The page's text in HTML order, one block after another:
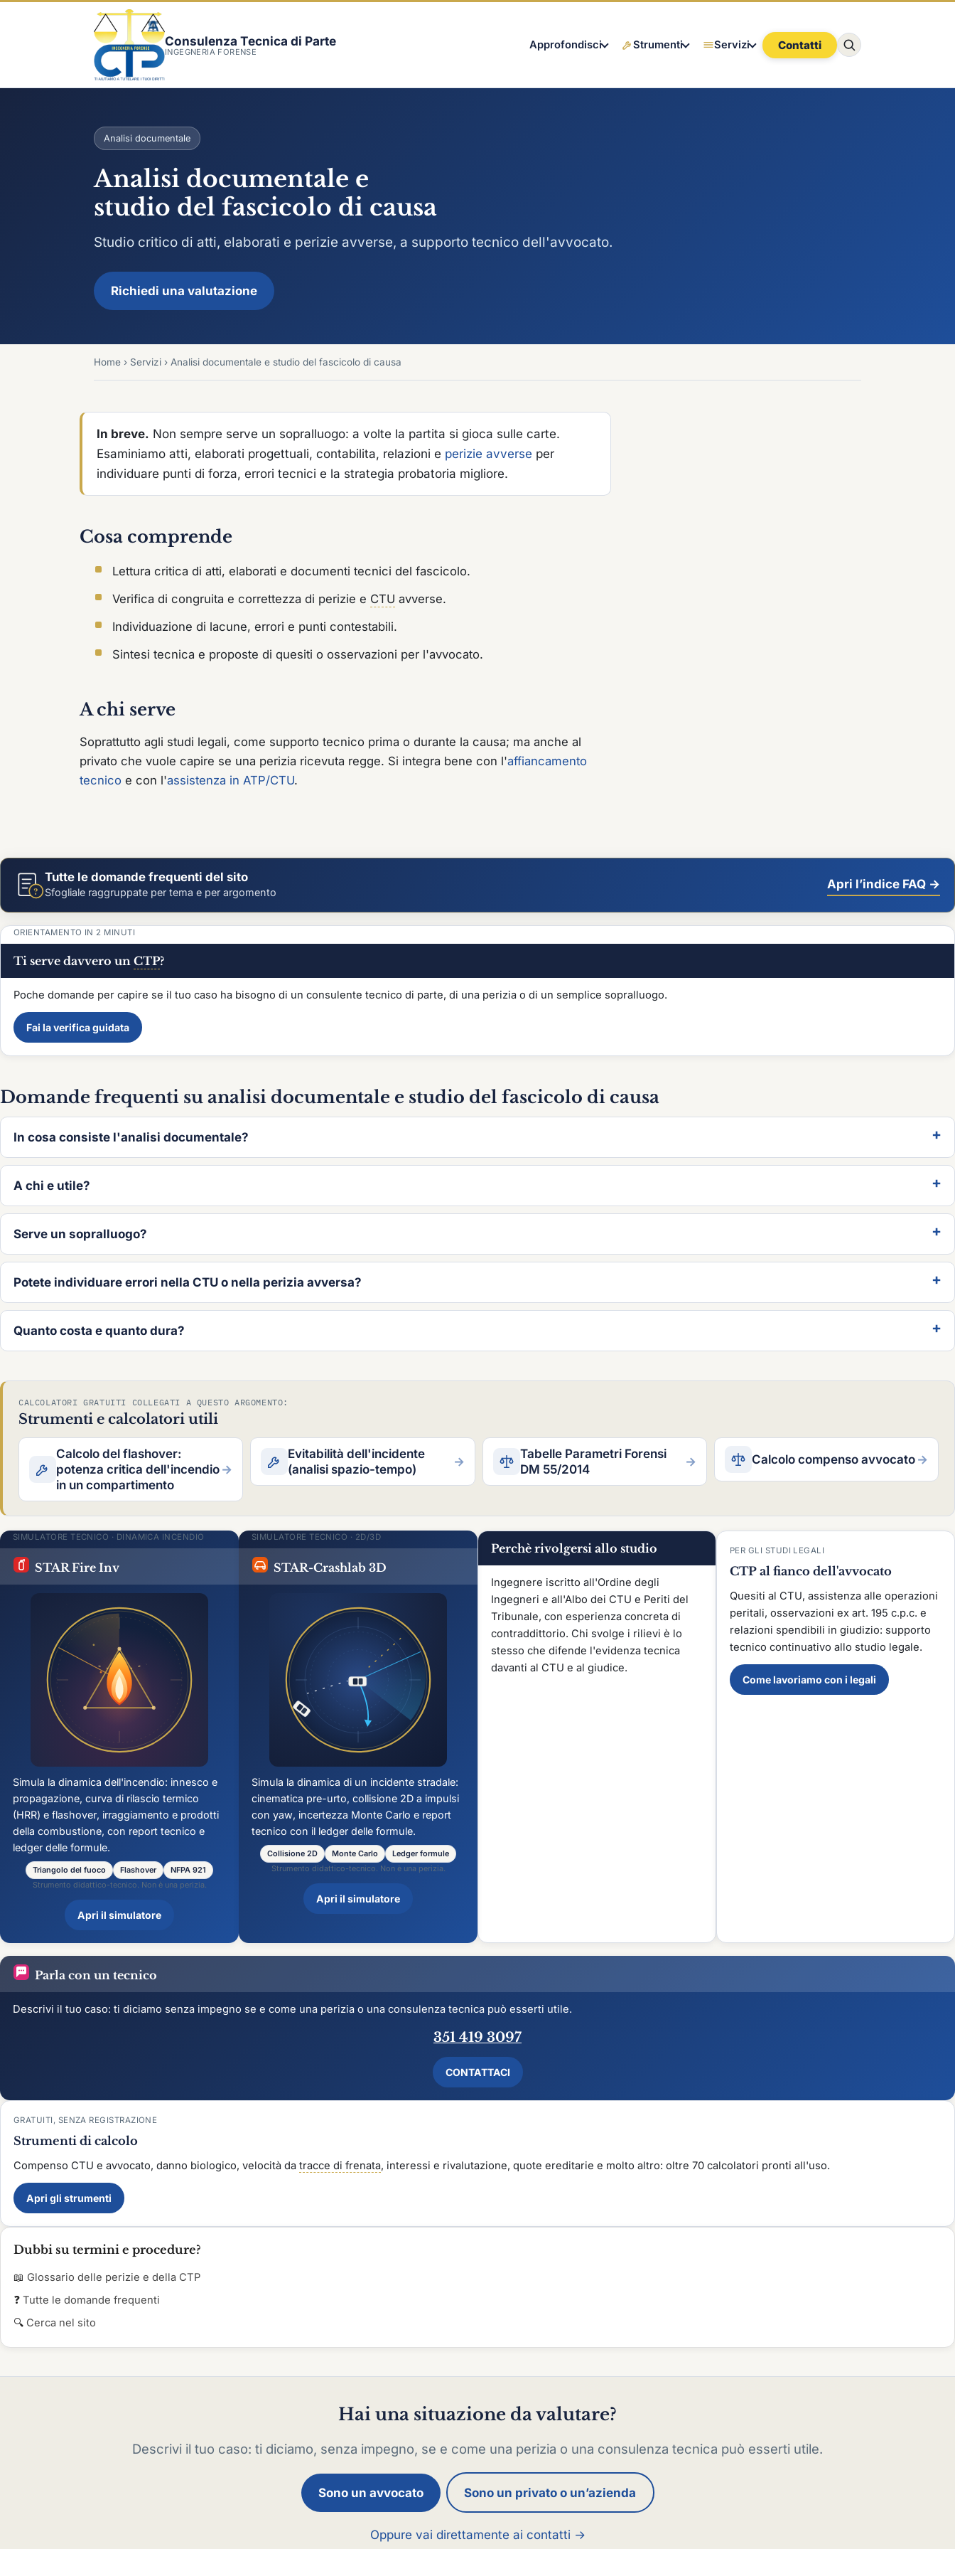
Consulenza Tecnica di Parte
INGEGNERIA FORENSE
Approfondisci Strumenti Servizi Contatti
Analisi documentale
Analisi documentale e
studio del fascicolo di causa
Studio critico di atti, elaborati e perizie avverse, a supporto tecnico dell'avvocato.
Richiedi una valutazione
Home › Servizi › Analisi documentale e studio del fascicolo di causa
In breve. Non sempre serve un sopralluogo: a volte la partita si gioca sulle carte.
Esaminiamo atti, elaborati progettuali, contabilita, relazioni e perizie avverse per
individuare punti di forza, errori tecnici e la strategia probatoria migliore.
Cosa comprende
Lettura critica di atti, elaborati e documenti tecnici del fascicolo.
Verifica di congruita e correttezza di perizie e CTU avverse.
Individuazione di lacune, errori e punti contestabili.
Sintesi tecnica e proposte di quesiti o osservazioni per l'avvocato.
A chi serve
Soprattutto agli studi legali, come supporto tecnico prima o durante la causa; ma anche al
privato che vuole capire se una perizia ricevuta regge. Si integra bene con l'affiancamento
tecnico e con l'assistenza in ATP/CTU.
?
Tutte le domande frequenti del sito
Sfogliale raggruppate per tema e per argomento
Apri l’indice FAQ →
ORIENTAMENTO IN 2 MINUTI
Ti serve davvero un CTP?
Poche domande per capire se il tuo caso ha bisogno di un consulente tecnico di parte, di una perizia o di un semplice sopralluogo.
Fai la verifica guidata
Domande frequenti su analisi documentale e studio del fascicolo di causa
In cosa consiste l'analisi documentale?
A chi e utile?
Serve un sopralluogo?
Potete individuare errori nella CTU o nella perizia avversa?
Quanto costa e quanto dura?
CALCOLATORI GRATUITI COLLEGATI A QUESTO ARGOMENTO:
Strumenti e calcolatori utili
Calcolo del flashover:
potenza critica dell'incendio
in un compartimento
→
Evitabilità dell'incidente
(analisi spazio-tempo)
→
Tabelle Parametri Forensi
DM 55/2014
→ Calcolo compenso avvocato →
SIMULATORE TECNICO · DINAMICA INCENDIO
STAR Fire Inv
Simula la dinamica dell'incendio: innesco e
propagazione, curva di rilascio termico
(HRR) e flashover, irraggiamento e prodotti
della combustione, con report tecnico e
ledger delle formule.
Triangolo del fuoco Flashover
NFPA 921
Strumento didattico-tecnico. Non è una perizia.
Apri il simulatore
SIMULATORE TECNICO · 2D/3D
STAR-Crashlab 3D
Simula la dinamica di un incidente stradale:
cinematica pre-urto, collisione 2D a impulsi
con yaw, incertezza Monte Carlo e report
tecnico con il ledger delle formule.
Collisione 2D Monte Carlo
Ledger formule
Strumento didattico-tecnico. Non è una perizia.
Apri il simulatore
Perchè rivolgersi allo studio
Ingegnere iscritto all'Ordine degli
Ingegneri e all'Albo dei CTU e Periti del
Tribunale, con esperienza concreta di
contraddittorio. Chi svolge i rilievi è lo
stesso che difende l'evidenza tecnica
davanti al CTU e al giudice.
PER GLI STUDI LEGALI
CTP al fianco dell'avvocato
Quesiti al CTU, assistenza alle operazioni
peritali, osservazioni ex art. 195 c.p.c. e
relazioni spendibili in giudizio: supporto
tecnico continuativo allo studio legale.
Come lavoriamo con i legali
Parla con un tecnico
Descrivi il tuo caso: ti diciamo senza impegno se e come una perizia o una consulenza tecnica può esserti utile.
351 419 3097
CONTATTACI
GRATUITI, SENZA REGISTRAZIONE
Strumenti di calcolo
Compenso CTU e avvocato, danno biologico, velocità da tracce di frenata, interessi e rivalutazione, quote ereditarie e molto altro: oltre 70 calcolatori pronti all'uso.
Apri gli strumenti
Dubbi su termini e procedure?
📖 Glossario delle perizie e della CTP
❓ Tutte le domande frequenti
🔍 Cerca nel sito
Hai una situazione da valutare?
Descrivi il tuo caso: ti diciamo, senza impegno, se e come una perizia o una consulenza tecnica può esserti utile.
Sono un avvocato Sono un privato o un’azienda
Oppure vai direttamente ai contatti →